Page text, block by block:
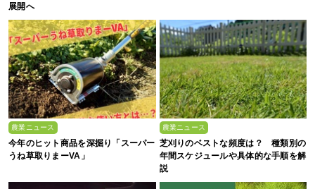
展開へ
農業ニュース
今年のヒット商品を深掘り「スーパー
うね草取りまーVA」
農業ニュース
芝刈りのベストな頻度は？ 種類別の
年間スケジュールや具体的な手順を解
説